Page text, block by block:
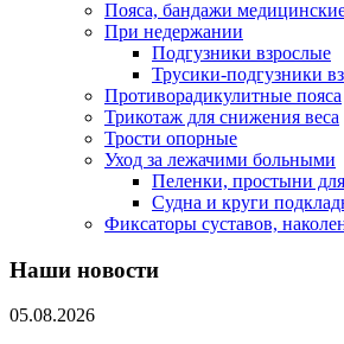
Пояса, бандажи
При недержании
Подгузники взрослые
Трусики-подгузники
Противорадикулитные пояса
Трикотаж для снижения веса
Трости опорные
Уход за лежачими больными
Пеленки, простыни
Судна и круги
Фиксаторы суставов,
Наши новости
05.08.2026